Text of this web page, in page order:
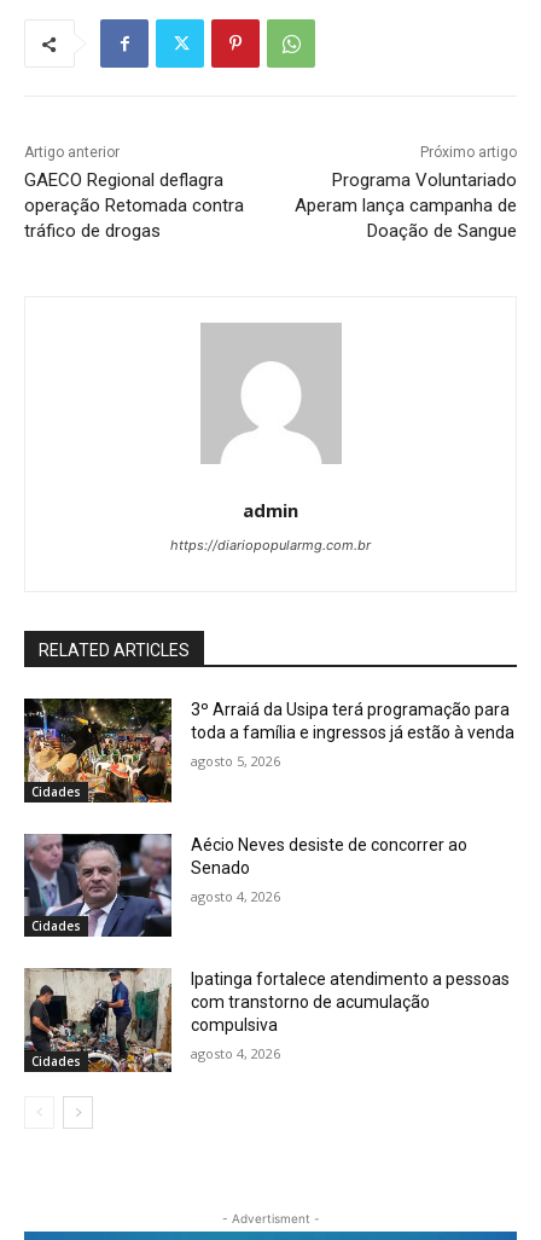
Artigo anterior
GAECO Regional deflagra
operação Retomada contra
tráfico de drogas
Próximo artigo
Programa Voluntariado
Aperam lança campanha de
Doação de Sangue
admin
https://diariopopularmg.com.br
RELATED ARTICLES
Cidades
3º Arraiá da Usipa terá programação para
toda a família e ingressos já estão à venda
agosto 5, 2026
Cidades
Aécio Neves desiste de concorrer ao
Senado
agosto 4, 2026
Cidades
Ipatinga fortalece atendimento a pessoas
com transtorno de acumulação
compulsiva
agosto 4, 2026
- Advertisment -